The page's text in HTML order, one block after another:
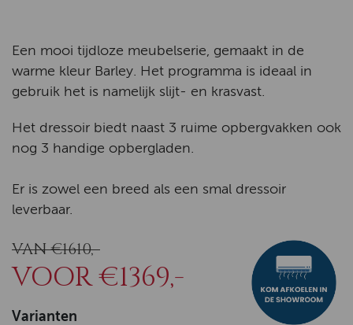
Een mooi tijdloze meubelserie, gemaakt in de
warme kleur Barley. Het programma is ideaal in
gebruik het is namelijk slijt- en krasvast.
Het dressoir biedt naast 3 ruime opbergvakken ook
nog 3 handige opbergladen.
Er is zowel een breed als een smal dressoir
leverbaar.
VAN €1610,-
VOOR €1369,-
Varianten